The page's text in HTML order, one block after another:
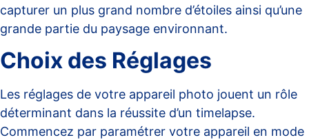
capturer un plus grand nombre d’étoiles ainsi qu’une
grande partie du paysage environnant.
Choix des Réglages
Les réglages de votre appareil photo jouent un rôle
déterminant dans la réussite d’un timelapse.
Commencez par paramétrer votre appareil en mode